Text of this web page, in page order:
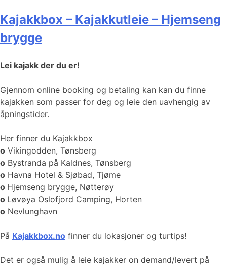
Kajakkbox – Kajakkutleie – Hjemseng
brygge
Lei kajakk der du er!
Gjennom online booking og betaling kan kan du finne
kajakken som passer for deg og leie den uavhengig av
åpningstider.
Her finner du Kajakkbox
o Vikingodden, Tønsberg
o Bystranda på Kaldnes, Tønsberg
o Havna Hotel & Sjøbad, Tjøme
o Hjemseng brygge, Nøtterøy
o Løvøya Oslofjord Camping, Horten
o Nevlunghavn
På Kajakkbox.no finner du lokasjoner og turtips!
Det er også mulig å leie kajakker on demand/levert på